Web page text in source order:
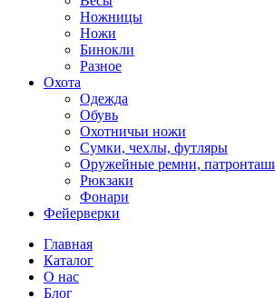
Ножницы
Ножи
Бинокли
Разное
Охота
Одежда
Обувь
Охотничьи ножи
Сумки, чехлы, футляры
Оружейные ремни,
Рюкзаки
Фонари
Фейерверки
Главная
Каталог
О нас
Блог